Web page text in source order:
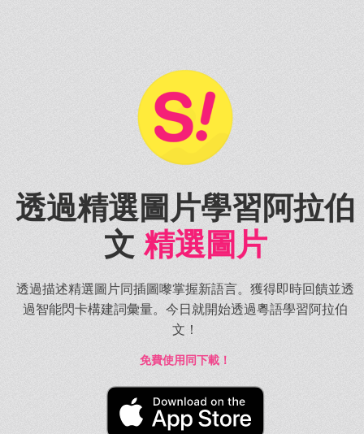
透過精選圖片學習阿拉伯
文 精選圖片
透過描述精選圖片同插圖嚟掌握新語言。獲得即時回饋並透
過智能閃卡構建詞彙量。今日就開始透過粵語學習阿拉伯
文！
免費使用同下載！